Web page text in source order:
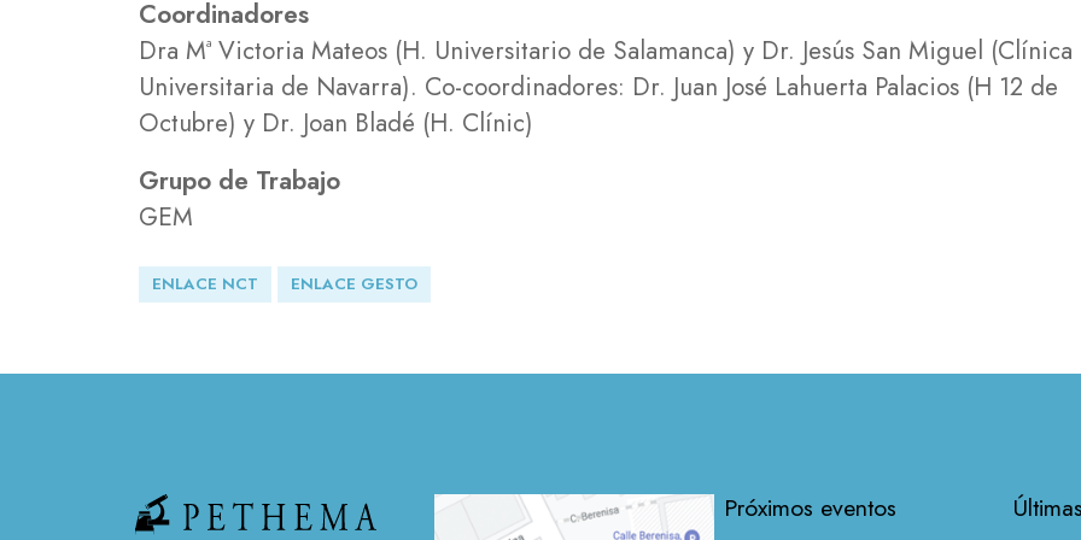
Coordinadores
Dra Mª Victoria Mateos (H. Universitario de Salamanca) y Dr. Jesús San Miguel (Clínica
Universitaria de Navarra). Co-coordinadores: Dr. Juan José Lahuerta Palacios (H 12 de
Octubre) y Dr. Joan Bladé (H. Clínic)
Grupo de Trabajo
GEM
ENLACE NCT ENLACE GESTO
Próximos eventos